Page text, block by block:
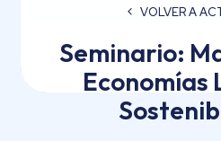
VOLVER A
Seminario:
Economías